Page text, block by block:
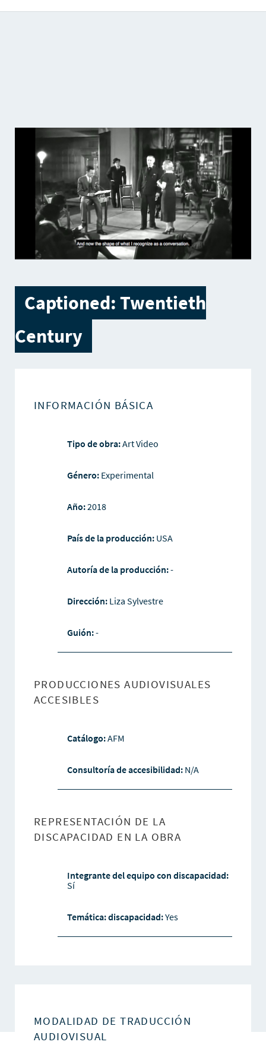
Captioned: Twentieth
Century
INFORMACIÓN BÁSICA
Tipo de obra:Art Video
Género:Experimental
Año:2018
País de la producción: USA
Autoría de la producción:-
Dirección: Liza Sylvestre
Guión:-
PRODUCCIONES AUDIOVISUALES
ACCESIBLES
Catálogo:AFM
Consultoría de accesibilidad: N/A
REPRESENTACIÓN DE LA
DISCAPACIDAD EN LA OBRA
Integrante del equipo con discapacidad:
Sí
Temática: discapacidad:Yes
MODALIDAD DE TRADUCCIÓN
AUDIOVISUAL